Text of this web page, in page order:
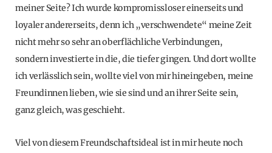
meiner Seite? Ich wurde kompromissloser einerseits und
loyaler andererseits, denn ich „verschwendete“ meine Zeit
nicht mehr so sehr an oberflächliche Verbindungen,
sondern investierte in die, die tiefer gingen. Und dort wollte
ich verlässlich sein, wollte viel von mir hineingeben, meine
Freundinnen lieben, wie sie sind und an ihrer Seite sein,
ganz gleich, was geschieht.
Viel von diesem Freundschaftsideal ist in mir heute noch